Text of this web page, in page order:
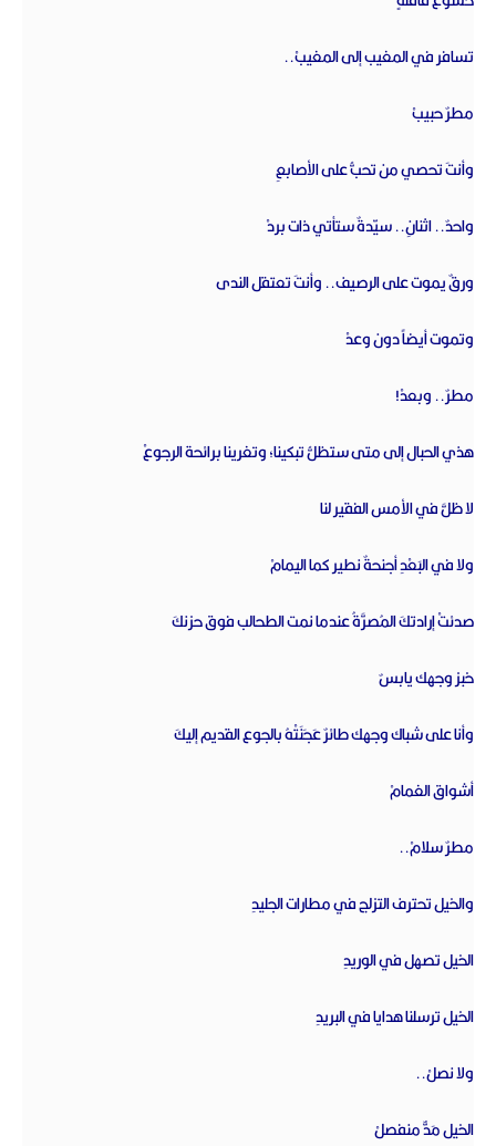
تسافر في المغيب إلى المغيبْ..‏
مطرٌ حبيبْ‏
وأنتَ تحصي من تحبُّ على الأصابعِ‏
واحدٌ.. اثنانِ.. سيّدةٌ ستأتي ذات بردْ‏
ورقٌ يموت على الرصيف.. وأنتَ تعتقل الندى‏
وتموت أيضاً دون وعدْ‏
مطرٌ.. وبعدْ!‏
هذي الحبال إلى متى ستظلُّ تبكينا؛ وتغرينا برائحة الرجوعْ‏
لا ظلَّ في الأمس الفقير لنا‏
ولا في البَعْدِ أجنحةٌ نطير كما اليمامْ‏
صدئتْ إرادتكَ المُصرَّةُ عندما نمت الطحالب فوق حزنكَ‏
خبز وجهك يابسٌ‏
وأنا على شباك وجهك طائرٌ عَجَنَتْهُ بالجوع القديم إليكَ‏
أشواق الغمامْ‏
مطرٌ سلامْ..‏
والخيل تحترف التزلج في مطارات الجليدِ‏
الخيل تصهل في الوريدِ‏
الخيل ترسلنا هدايا في البريدِ‏
ولا نصلْ..‏
الخيل مَدٌّ منفصلْ‏